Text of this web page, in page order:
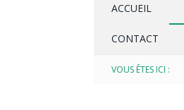
ACCUEIL
CONTACT
VOUS ÊTES ICI :